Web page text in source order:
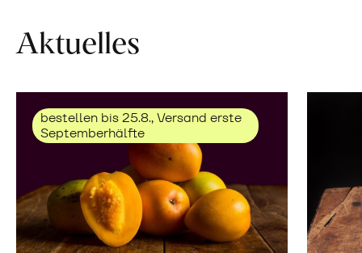
Aktuelles
bestellen bis 25.8., Versand erste
Septemberhälfte